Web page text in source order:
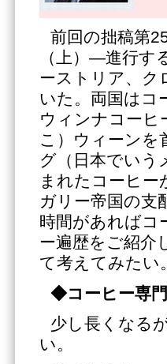
前回の拙稿第
（上）―進行す
ーストリア、ク
いた。両国はコ
ウィンナコーヒ
こ）ウィーンを
グ（日本でいう
まれたコーヒー
ガリー帝国の支
時間があればコ
ー遍歴をご紹介
て考えてみたい。
◆コーヒー専
少し長くなる
い。